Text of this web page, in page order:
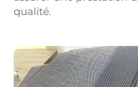
qualité.